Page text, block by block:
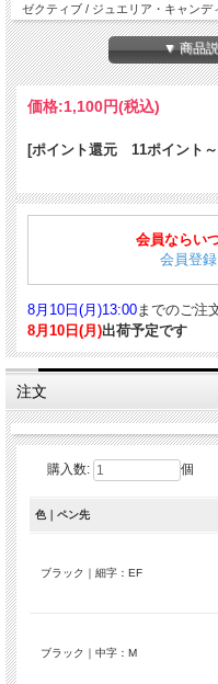
ゼクティブ / ジュエリア・キャン
リマ / マウンテン・オブ・ザ・ワ
ナーダ / レガッタ・スポーツ▼ 商品
価格:1,100円(税込)
[ポイント還元 11ポイント
会員ならい
会員登
8月10日(月)13:00 までのご注
8月10日(月)出荷予定です
注文
購入数: 個
色｜ペン先
ブラック｜細字：EF
ブラック｜中字：M